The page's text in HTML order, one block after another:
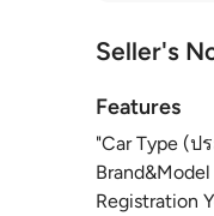
Seller's
Features
"Car Type (ป
Registration